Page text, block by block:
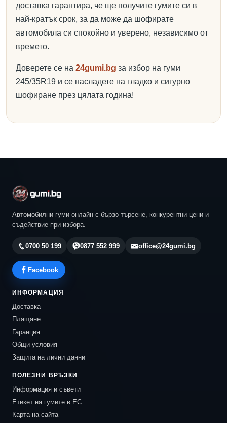
доставка гарантира, че ще получите гумите си в
най-кратък срок, за да може да шофирате
автомобила си спокойно и уверено, независимо от
времето.
Доверете се на 24gumi.bg за избор на гуми
245/35R19 и се насладете на гладко и сигурно
шофиране през цялата година!
Автомобилни гуми онлайн с бързо търсене, конкурентни цени и
съдействие при избора.
0700 50 199 0877 552 999 office@24gumi.bg
Facebook
ИНФОРМАЦИЯ
Доставка
Плащане
Гаранция
Общи условия
Защита на лични данни
ПОЛЕЗНИ ВРЪЗКИ
Информация и съвети
Етикет на гумите в ЕС
Карта на сайта